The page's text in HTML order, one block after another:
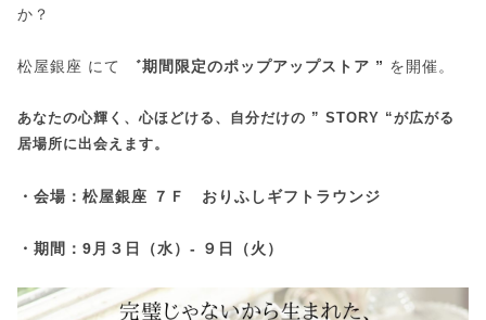
か？
松屋銀座 にて ゛期間限定のポップアップストア ” を開催。
あなたの心輝く、心ほどける、自分だけの ” STORY “が広がる
居場所に出会えます。
・会場：松屋銀座 ７Ｆ おりふしギフトラウンジ
・期間：9月３日（水）- ９日（火）